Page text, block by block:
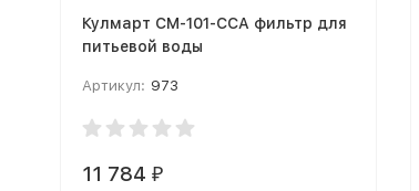
Кулмарт СМ-101-CCA фильтр для
питьевой воды
Артикул: 973
11 784 ₽